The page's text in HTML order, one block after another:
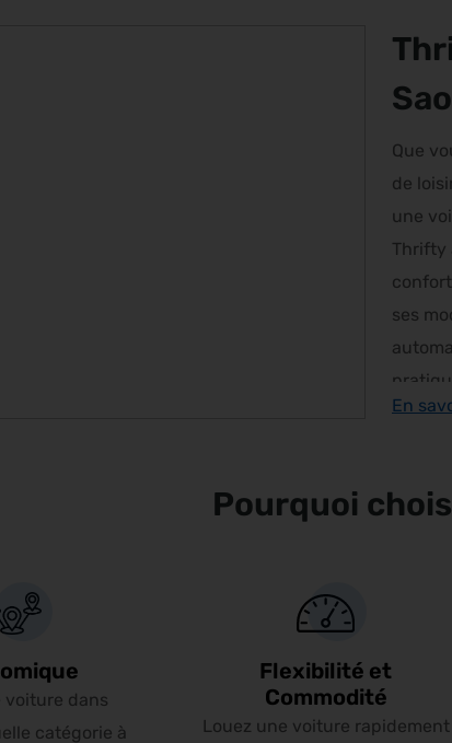
Que
de
une
Thrifty
ses
En
Pourquoi
voiture dans
catégorie à
Flexibilité et
Commodité
Louez une voiture rapidement